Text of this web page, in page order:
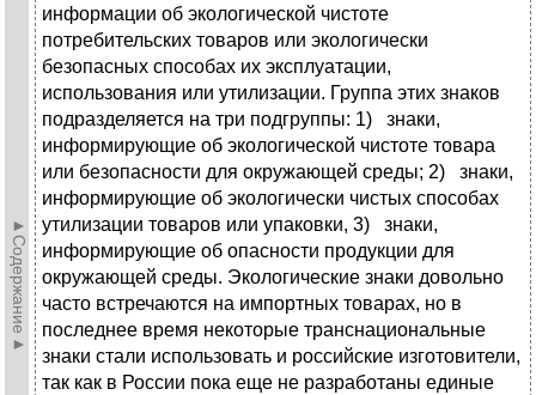
►Содержание►
информации об эколо­гической чистоте
потребительских товаров или экологически
безопасных спосо­бах их эксплуатации,
использования или утилизации. Группа этих знаков
подразделяется на три подгруппы: 1) знаки,
информирующие об экологической чистоте товара
или безопасности для окружающей среды; 2) знаки,
информирующие об экологически чистых способах
утилизации товаров или упаковки, 3) знаки,
информирующие об опасности продукции для
окружающей среды. Экологические знаки довольно
часто встречаются на импортных товарах, но в
последнее время некоторые транснациональные
знаки стали использовать и рос­сийские изготовители,
так как в России пока еще не разработаны единые